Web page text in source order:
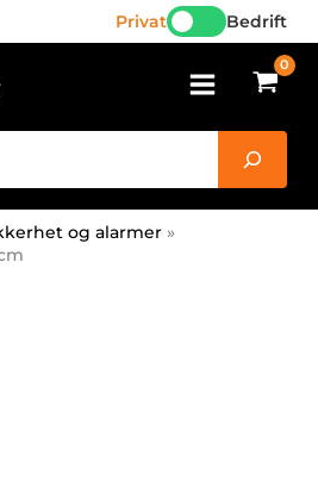
Privat Bedrift
og alarmer